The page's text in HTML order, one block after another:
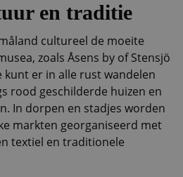
en traditie
cultureel de moeite
zoals Åsens by of Stensjö
kunt er in alle rust wandelen
rood geschilderde huizen en
In dorpen en stadjes worden
markten georganiseerd met
textiel en traditionele